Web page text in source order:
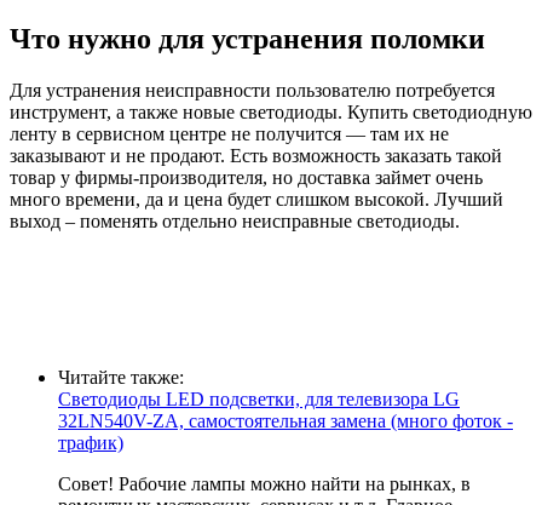
Что нужно для устранения поломки
Для устранения неисправности пользователю потребуется
инструмент, а также новые светодиоды. Купить светодиодную
ленту в сервисном центре не получится — там их не
заказывают и не продают. Есть возможность заказать такой
товар у фирмы-производителя, но доставка займет очень
много времени, да и цена будет слишком высокой. Лучший
выход – поменять отдельно неисправные светодиоды.
Читайте также:
Светодиоды LED подсветки, для телевизора LG
32LN540V-ZA, самостоятельная замена (много фоток -
трафик)
Совет! Рабочие лампы можно найти на рынках, в